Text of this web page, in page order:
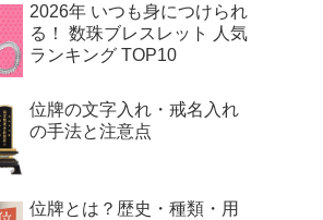
2026年 いつも身につけられ
る！ 数珠ブレスレット 人気
ランキング TOP10
位牌の文字入れ・戒名入れ
の手法と注意点
位牌とは？歴史・種類・用